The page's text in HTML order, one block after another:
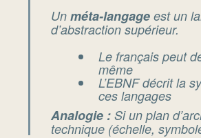
Un méta-langage est un
d’abstraction supérieur.
Le français peut
même
L’EBNF décrit la
ces langages
Analogie : Si un plan
technique (échelle,